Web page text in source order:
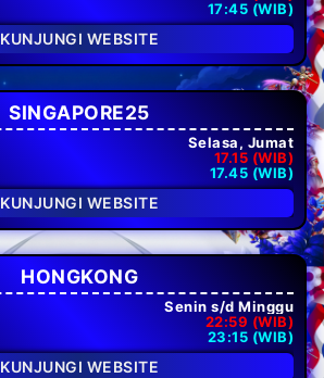
17:45 (WIB)
KUNJUNGI WEBSITE
SINGAPORE25
Selasa, Jumat
17.15 (WIB)
17.45 (WIB)
KUNJUNGI WEBSITE
HONGKONG
Senin s/d Minggu
22:59 (WIB)
23:15 (WIB)
KUNJUNGI WEBSITE